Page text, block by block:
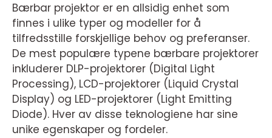
Bærbar projektor er en allsidig enhet som
finnes i ulike typer og modeller for å
tilfredsstille forskjellige behov og preferanser.
De mest populære typene bærbare projektorer
inkluderer DLP-projektorer (Digital Light
Processing), LCD-projektorer (Liquid Crystal
Display) og LED-projektorer (Light Emitting
Diode). Hver av disse teknologiene har sine
unike egenskaper og fordeler.